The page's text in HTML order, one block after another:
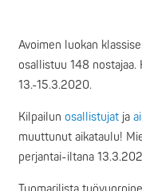
Avoimen luokan
osallistuu 148 nostajaa.
13.-15.3.2020.
Kilpailun osallistujatja
muuttunut aikataulu!
perjantai-iltana